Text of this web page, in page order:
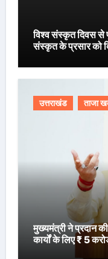
विश्व संस्कृत दिवस से
संस्कृत के प्रसार को
उत्तराखंड ताजा
मुख्यमंत्री ने प्रदान
कार्यों के लिए ₹ 5